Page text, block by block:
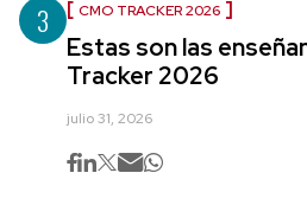
3 CMO TRACKER 2026
Estas son las
Tracker 2026
julio 31, 2026